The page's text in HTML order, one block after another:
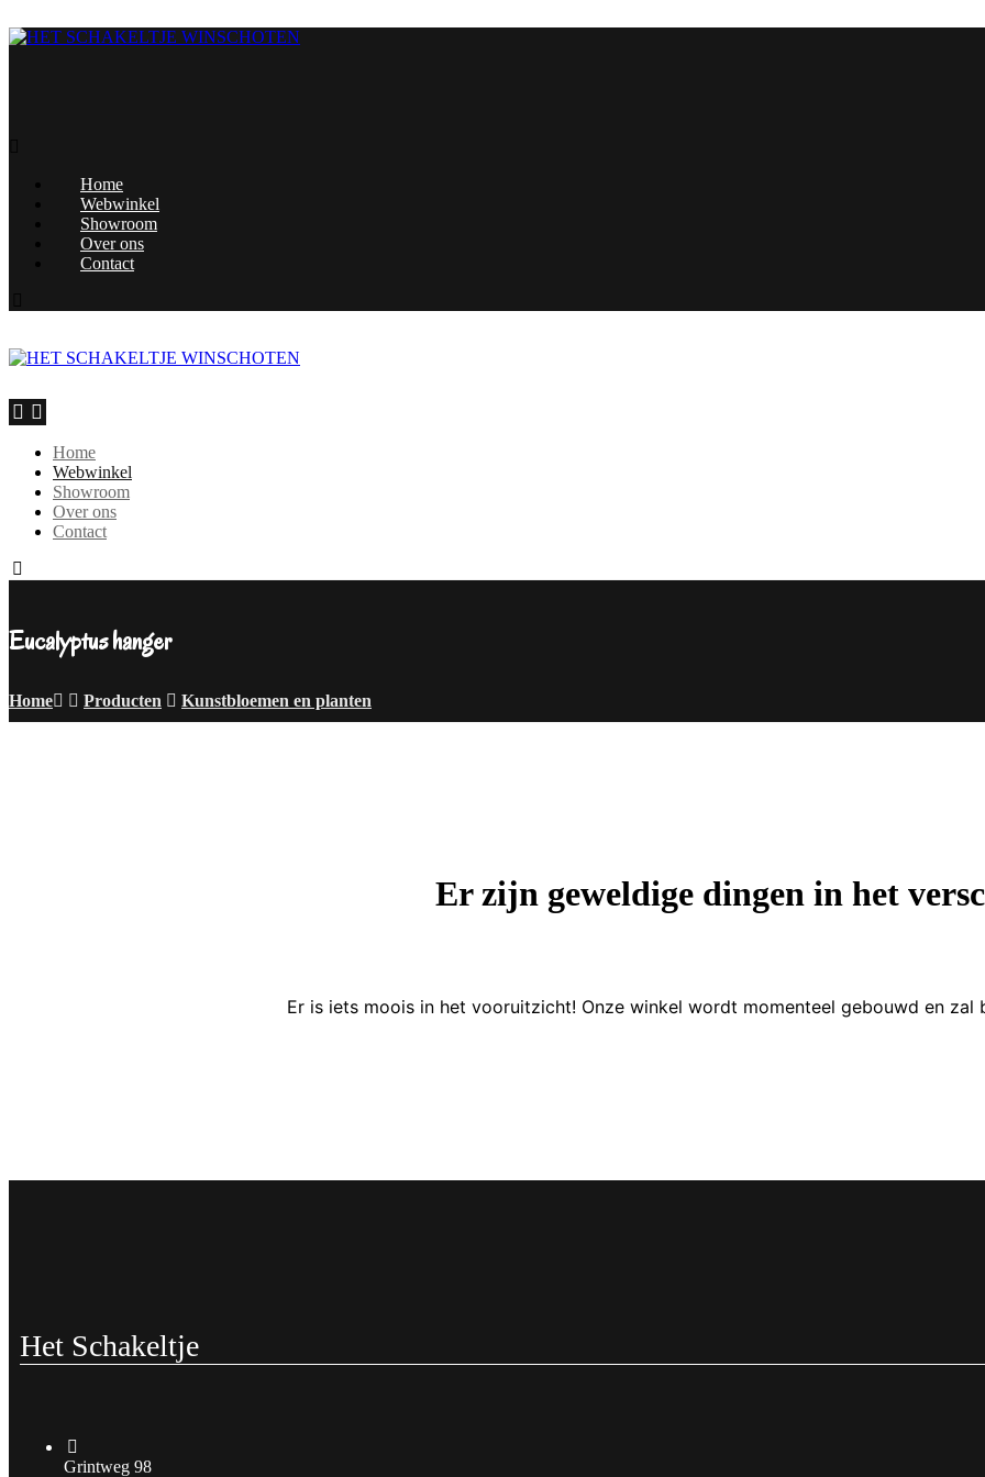
Home
Webwinkel
Showroom
Over ons
Contact
Home
Webwinkel
Showroom
Over ons
Contact
Eucalyptus hanger
Home Producten Kunstbloemen en planten
Er zijn geweldige dingen in het
Er is iets moois in het vooruitzicht! Onze winkel wordt momenteel gebouwd en zal
Het Schakeltje
Grintweg 98